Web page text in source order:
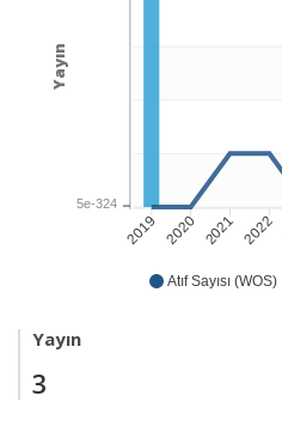
Atıf Sayısı (WOS)
2019 2020 2021 2022
5e-324
Yayın
Yayın
3